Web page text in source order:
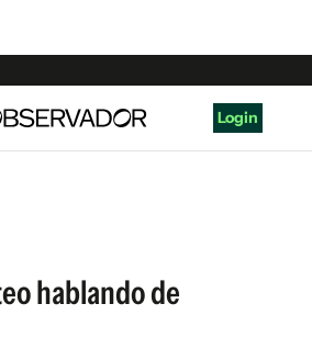
Login
hablando de